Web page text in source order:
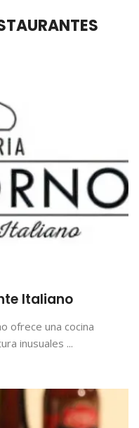
Italiano
ofrece una cocina
inusuales ...